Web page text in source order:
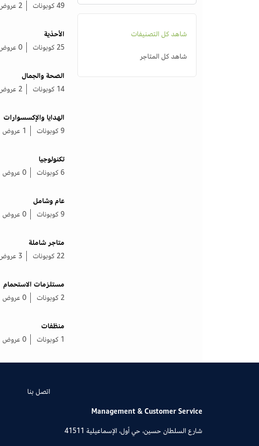
شاهد كل التصنيفات
شاهد كل المتاجر
49 كوبونات
2 عروض
الأحذية
25 كوبونات
0 عروض
الصحة والجمال
14 كوبونات
2 عروض
الهدايا والإكسسوارات
9 كوبونات
1 عروض
تكنولوجيا
6 كوبونات
0 عروض
عام وشامل
9 كوبونات
0 عروض
متاجر شاملة
22 كوبونات
3 عروض
مستلزمات الاستحمام
2 كوبونات
0 عروض
منظفات
1 كوبونات
0 عروض
Management & Customer Service
شارع السلطان حسين، حي أول، الإسماعيلية 41511
اتصل بنا